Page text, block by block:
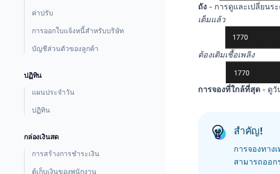
ค่าปรับ
การออกใบแจ้งหนี้สำหรับบริษัท
บัญชีส่วนตัวของลูกค้า
ปฏิทิน
แผนประจำวัน
ปฏิทิน
กล่องเงินสด
การสร้างการชำระเงิน
ตู้เก็บเงินของพนักงาน
ถัง - การดูและเปลี่ยนร
เต็มแล้ว
ต้องเติมเชื้อเพลิง
การจองที่ใกล้ที่สุด - ดูวั
สำคัญ!
การจองทาง
สามารถออก